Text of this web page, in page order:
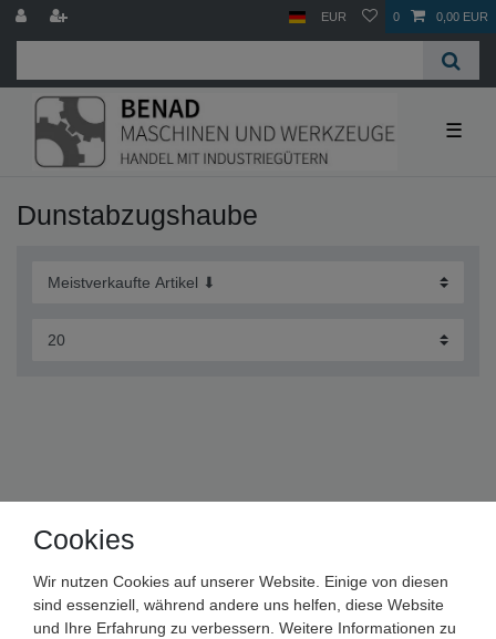
EUR 0 0,00 EUR
☰
Dunstabzugshaube
Maschinen und Werkzeuge Benad GmbH & Co. KG
Im Funkwerk 9
Cookies
Wir nutzen Cookies auf unserer Website. Einige von diesen
sind essenziell, während andere uns helfen, diese Website
und Ihre Erfahrung zu verbessern. Weitere Informationen zu